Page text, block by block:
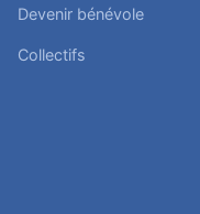
Devenir bénévole
Collectifs